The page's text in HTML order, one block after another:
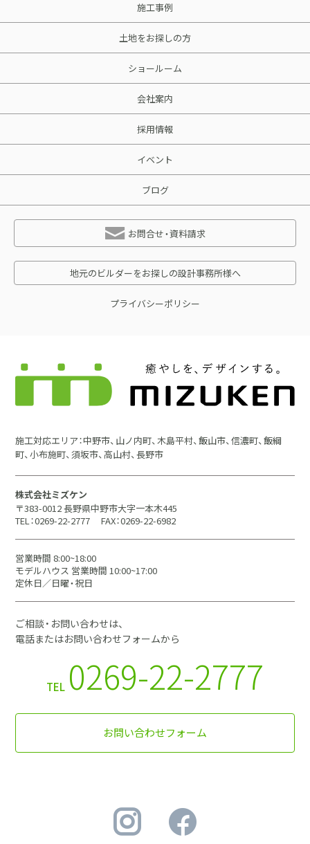
施工事例
土地をお探しの方
ショールーム
会社案内
採用情報
イベント
ブログ
お問合せ・資料請求
地元のビルダーをお探しの設計事務所様へ
プライバシーポリシー
施工対応エリア：中野市、山ノ内町、木島平村、飯山市、信濃町、飯綱
町、小布施町、須坂市、高山村、長野市
株式会社ミズケン
〒383-0012 長野県中野市大字一本木445
TEL：0269-22-2777
FAX：0269-22-6982
営業時間 8:00~18:00
モデルハウス 営業時間 10:00~17:00
定休日／日曜・祝日
ご相談・お問い合わせは、
電話またはお問い合わせフォームから
TEL 0269-22-2777
お問い合わせフォーム